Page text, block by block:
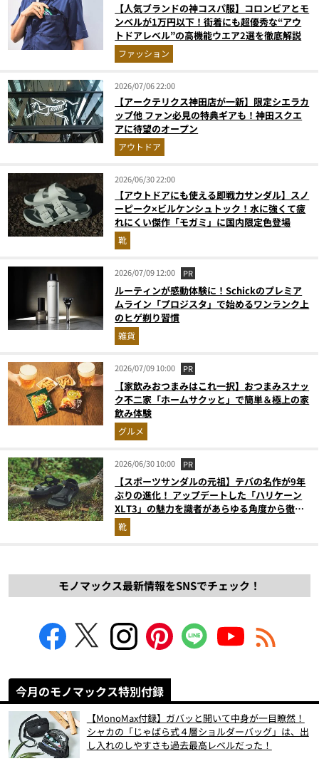
【人気ブランドの神コスパ服】コロンビアとモ
ンベルが1万円以下！街着にも超優秀な“アウ
トドアレベル”の高機能ウエア2選を徹底解説
ファッション
2026/07/06 22:00
【アークテリクス神田店が一新】限定シエラカ
ップ他 ファン必見の特典ギアも！神田スクエ
アに待望のオープン
アウトドア
2026/06/30 22:00
【アウトドアにも使える即戦力サンダル】スノ
ーピーク×ビルケンシュトック！水に強くて疲
れにくい傑作「モガミ」に国内限定色登場
靴
2026/07/09 12:00 PR
ルーティンが感動体験に！Schickのプレミア
ムライン「プロジスタ」で始めるワンランク上
のヒゲ剃り習慣
雑貨
2026/07/09 10:00 PR
【家飲みおつまみはこれ一択】おつまみスナッ
ク不二家「ホームサクッと」で簡単＆極上の家
飲み体験
グルメ
2026/06/30 10:00 PR
【スポーツサンダルの元祖】テバの名作が9年
ぶりの進化！ アップデートした「ハリケーン
XLT3」の魅力を識者があらゆる角度から徹底
解説！
靴
モノマックス最新情報をSNSでチェック！
今月のモノマックス特別付録
【MonoMax付録】ガバッと開いて中身が一目瞭然！
シャカの「じゃばら式４層ショルダーバッグ」は、出
し入れのしやすさも過去最高レベルだった！